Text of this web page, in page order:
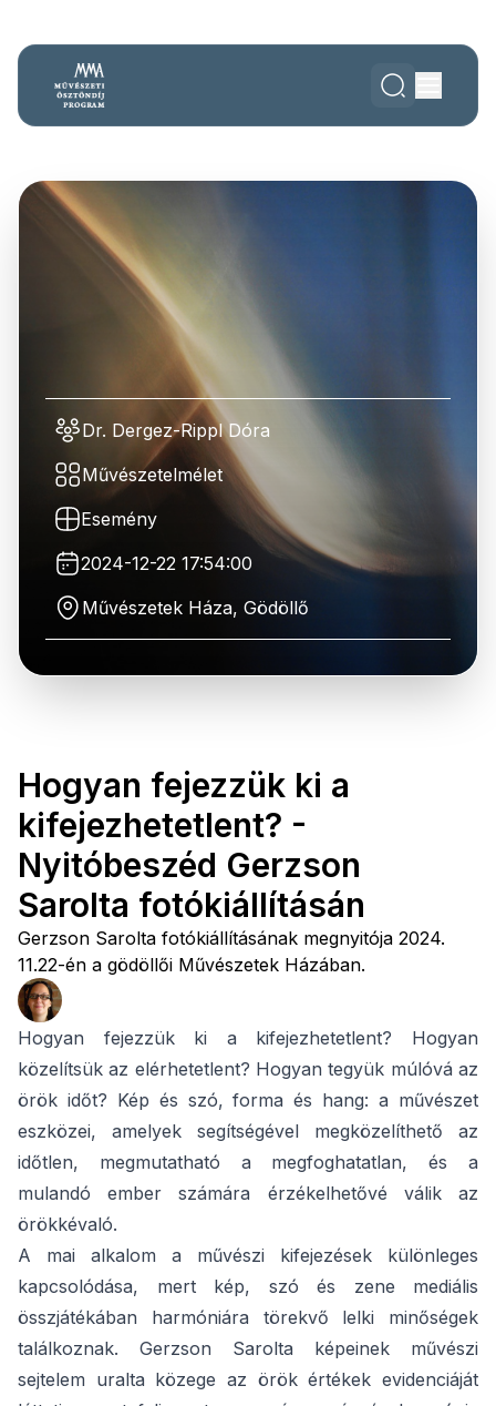
Dr. Dergez-Rippl Dóra
Művészetelmélet
Esemény
2024-12-22 17:54:00
Művészetek Háza, Gödöllő
Hogyan fejezzük ki a
kifejezhetetlent? -
Nyitóbeszéd Gerzson
Sarolta fotókiállításán
Gerzson Sarolta fotókiállításának megnyitója 2024.
11.22-én a gödöllői Művészetek Házában.
Hogyan fejezzük ki a kifejezhetetlent? Hogyan
közelítsük az elérhetetlent? Hogyan tegyük múlóvá az
örök időt? Kép és szó, forma és hang: a művészet
eszközei, amelyek segítségével megközelíthető az
időtlen, megmutatható a megfoghatatlan, és a
mulandó ember számára érzékelhetővé válik az
örökkévaló.
A mai alkalom a művészi kifejezések különleges
kapcsolódása, mert kép, szó és zene mediális
összjátékában harmóniára törekvő lelki minőségek
találkoznak. Gerzson Sarolta képeinek művészi
sejtelem uralta közege az örök értékek evidenciáját